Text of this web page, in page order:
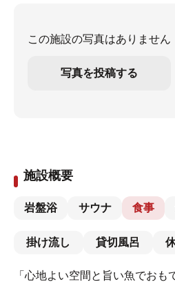
この施設の写真はありません
写真を投稿する
施設概要
岩盤浴 サウナ 食事
掛け流し 貸切風呂
「心地よい空間と旨い魚でおも